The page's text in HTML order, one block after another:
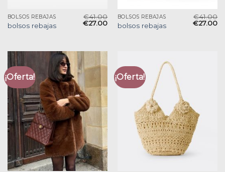
BOLSOS REBAJAS
bolsos rebajas
€41.00
€27.00
BOLSOS REBAJAS
bolsos rebajas
€41.00
€27.00
¡Oferta! ¡Oferta!